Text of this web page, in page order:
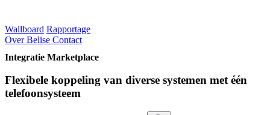
Wallboard Rapportage
Over Belise Contact
Integratie Marketplace
Flexibele koppeling van diverse systemen met één
telefoonsysteem